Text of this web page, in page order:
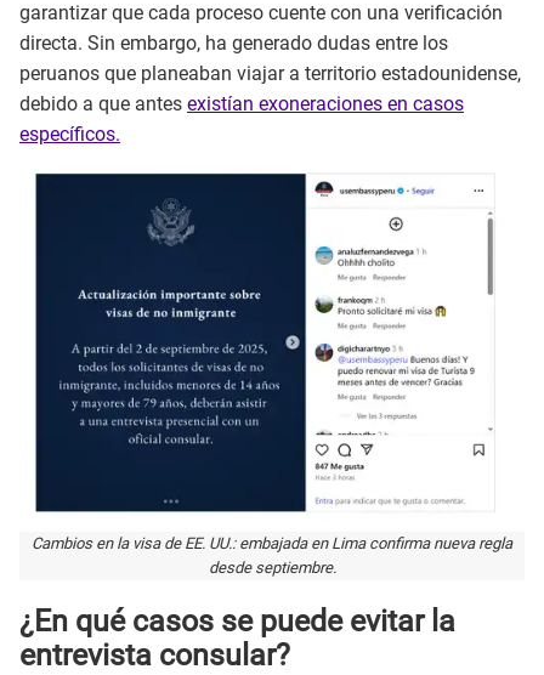
garantizar que cada proceso cuente con una verificación
directa. Sin embargo, ha generado dudas entre los
peruanos que planeaban viajar a territorio estadounidense,
debido a que antes existían exoneraciones en casos
específicos.
Cambios en la visa de EE. UU.: embajada en Lima confirma nueva regla
desde septiembre.
¿En qué casos se puede evitar la
entrevista consular?